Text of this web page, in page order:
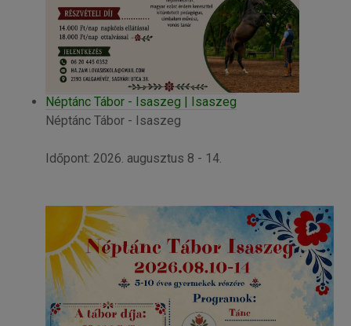
Néptánc Tábor - Isaszeg | Isaszeg
Néptánc Tábor - Isaszeg
Időpont: 2026. augusztus 8 - 14.